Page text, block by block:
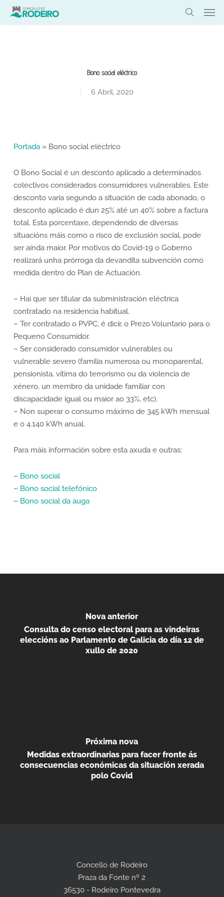
Skip
Bono social eléctrico
6 Abril, 2020
Portada» Bono social eléctrico
O Bono Social é un desconto aplicado a determinados
colectivos considerados consumidores vulnerables. Este
desconto varía segundo a situación de cada abonado, o
desconto aplicado é dun 25% até un 40% sobre a factura
total. Esta porcentaxe, dependendo de diversas
situacións máis como o risco de exclusión social, pode
ser aínda maior. Por motivos do Covid-19 o Goberno
realizará unha prórroga da devandita subvención como
medida dentro do Plan de Actuación.
– Hai que ser titular da subministración eléctrica
contratado na residencia habitual.
– Ter contratado o PVPC, é dicir, o Prezo Voluntario para o
Pequeno Consumidor.
– Ser considerado consumidor vulnerables ou
vulnerable severo (familia numerosa ou monoparental,
pensionista, vítima do terrorismo ou da violencia de
xénero, un membro da unidade familiar con
discapacidade igual ou maior ao 33%, etc).
– Non superar o consumo máximo de 345 kWh mensual
e o 4.140 kWh anual.
Para máis información sobre esta axuda e outras:
– Bono social
– Bono social telefónico
– Bono social da auga
Nova anterior
Consulta do censo electoral para as vindeiras
eleccións ao Parlamento de Galicia do día 12 de
xullo de 2020
Próxima nova
Medidas extraordinarias para facer fronte ás
consecuencias económicas da situación xerada
polo Covid
Concello de Rodeiro
Praza da Fonte nº 2
36530 - Rodeiro Pontevedra